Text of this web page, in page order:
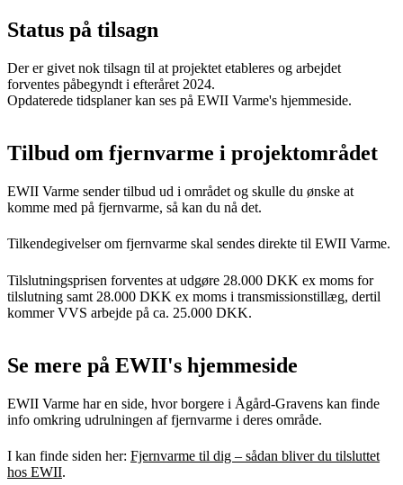
Status på tilsagn
Der er givet nok tilsagn til at projektet etableres og arbejdet
forventes påbegyndt i efteråret 2024.
Opdaterede tidsplaner kan ses på EWII Varme's hjemmeside.
Tilbud om fjernvarme i projektområdet
EWII Varme sender tilbud ud i området og skulle du ønske at
komme med på fjernvarme, så kan du nå det.
Tilkendegivelser om fjernvarme skal sendes direkte til EWII Varme.
Tilslutningsprisen forventes at udgøre 28.000 DKK ex moms for
tilslutning samt 28.000 DKK ex moms i transmissionstillæg, dertil
kommer VVS arbejde på ca. 25.000 DKK.
Se mere på EWII's hjemmeside
EWII Varme har en side, hvor borgere i Ågård-Gravens kan finde
info omkring udrulningen af fjernvarme i deres område.
I kan finde siden her: Fjernvarme til dig – sådan bliver du tilsluttet
hos EWII.